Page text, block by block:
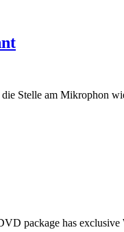
am Mikrophon
package has